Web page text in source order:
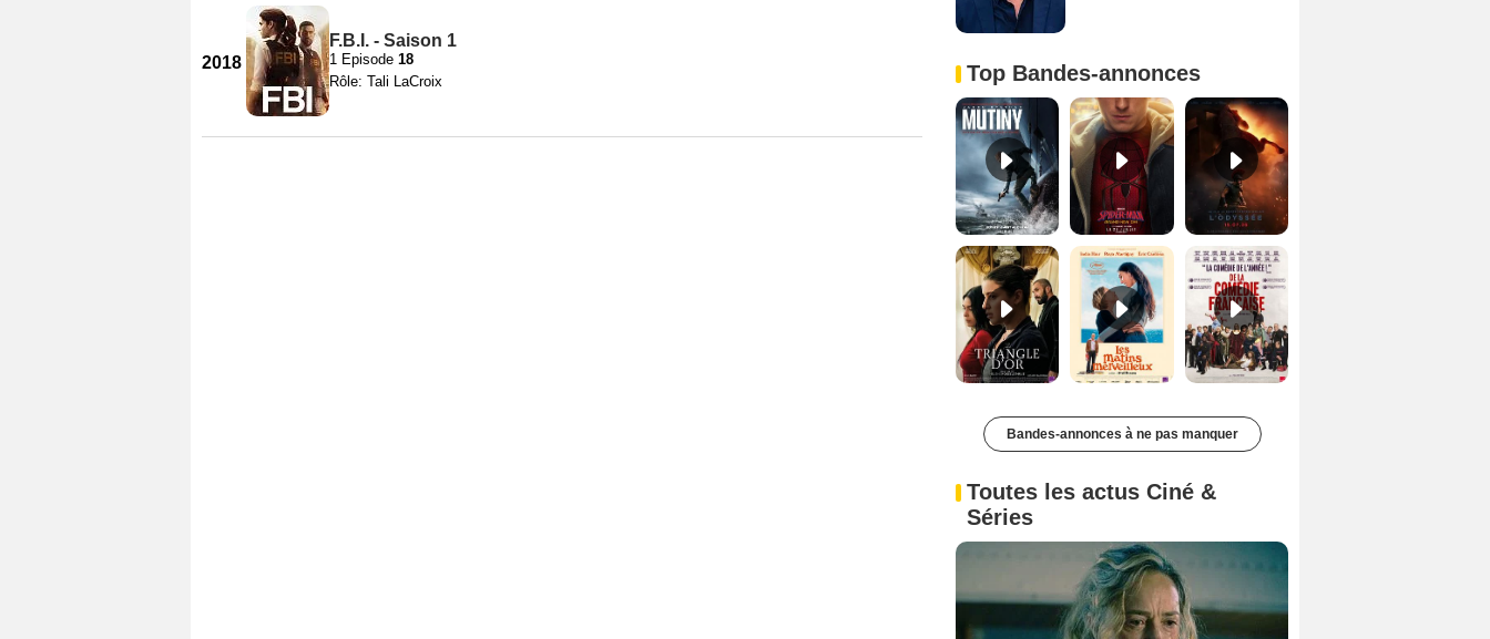
2018
F.B.I. - Saison 1
1 Episode 18
Rôle: Tali LaCroix
Top Bandes-annonces
Mutiny Bande-annonce VO STFR Spider-Man: Brand New Day Bande-annonce VO STFR
Le Triangle d'or Bande-annonce VF De la Comédie-Française Teaser VF
Bandes-annonces à ne pas manquer
Toutes les actus Ciné &
Séries